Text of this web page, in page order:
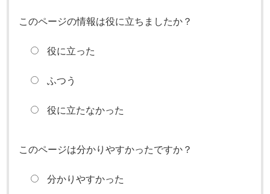
このページの情報は役に立ちましたか？
役に立った
ふつう
役に立たなかった
このページは分かりやすかったですか？
分かりやすかった